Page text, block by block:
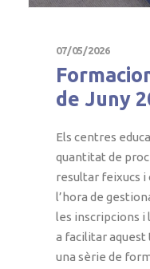
07/05/2026
de Juny
Els centres
quantitat de
resultar feixucs i
l’hora de
les inscripcions i
a facilitar aquest
una sèrie de